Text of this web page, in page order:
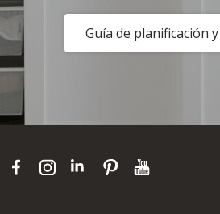
Guía de planificación